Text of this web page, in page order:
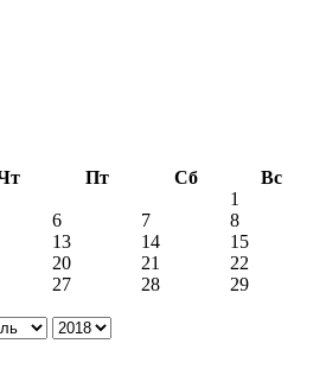
Пт Сб
Вс
1
6 7
8
13 14
15
20 21
22
27 28
29